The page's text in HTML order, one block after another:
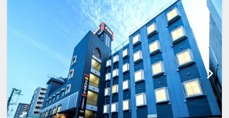
インターネットコース番号：DP-2-
200000017082
・JR宮崎空港線「宮崎空港」から電車で
ビジネスにも観光にも好立地なホテル。
【館内案内】
■2階
・自動販売機設置
・製氷機をご利用いただけます